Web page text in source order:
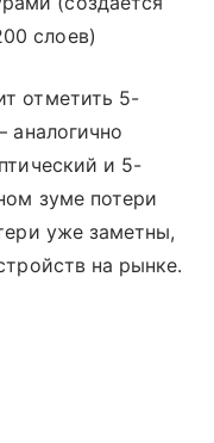
слоев)
отметить 5-
аналогично
и 5-
зуме потери
уже заметны,
на рынке.